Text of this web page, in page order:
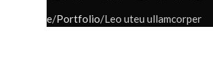
Home Portfolio Leo uteu ullamcorper